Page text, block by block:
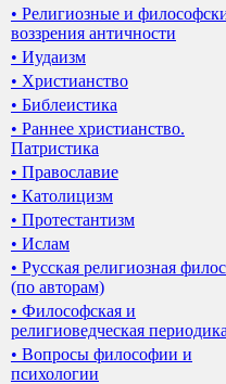
• Религиозные и
воззрения античности
• Иудаизм
• Христианство
• Библеистика
• Раннее христианство.
Патристика
• Православие
• Католицизм
• Протестантизм
• Ислам
• Русская религиозная
(по авторам)
• Философская и
религиоведческая периодика
• Вопросы философии и
психологии